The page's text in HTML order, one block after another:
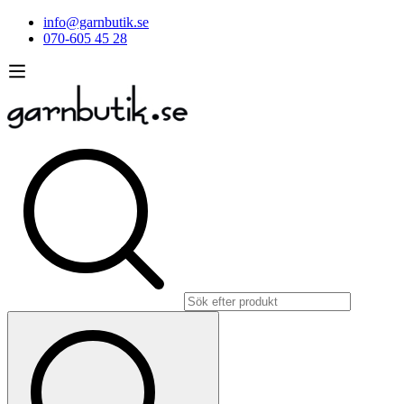
info@garnbutik.se
070-605 45 28